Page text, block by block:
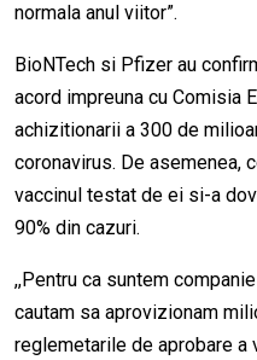
normala anul viitor”.
BioNTech si Pfizer au
acord impreuna cu Comisia
achizitionarii a 300 de
coronavirus. De asemenea,
vaccinul testat de ei si-a
90% din cazuri.
,,Pentru ca suntem
cautam sa aprovizionam
reglemetarile de aprobare a